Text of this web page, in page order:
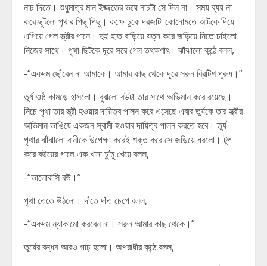
নাচ দিতে। শুধুমাত্র মান ইজ্জতের ভয়ে নাচটা সে দিল না। সময় ব্যয় না
করে ছুটলো পৃথার পিছু পিছু। কক্ষে ঢুকে দরজাটা কোনোমতে আটকে দিয়ে
এগিয়ে গেল স্ত্রীর পানে। দুই হাত বাড়িয়ে যত্ন করে জড়িয়ে নিতে চাইলো
নিজের সাথে। পৃথা ছিটকে দূরে সরে গেল তৎক্ষণাৎ। ঝাঁঝালো কন্ঠে বলল,
-“একদম ছোঁবেন না আমাকে। আমার কাছ থেকে দূরে সরুন ব্রিটিশ পুরুষ।”
তুর্য ওষ্ঠ কামড়ে হাসলো। বুঝলো বউটা তার সাথে অভিমান করে রয়েছে।
নিচে পৃথা তার স্ত্রী হওয়ার দায়িত্ব পালন করে এসেছে এবার তুর্যকে তার স্ত্রীর
অভিমান ভাঙিয়ে একজন স্বামী হওয়ার দায়িত্ব পালন করতে হবে। তুর্য
পৃথার ঝাঁঝালো বানীকে উপেক্ষা করেই শক্ত করে সে জড়িয়ে ধরলো। টুপ
করে বউয়ের গালে এক খানা চু’মু খেয়ে বলল,
-“ভালোবাসি বউ।”
পৃথা তেতে উঠলো। দাঁতে দাঁত চেপে বলল,
-“একদম ন্যাকামো করবেন না। সরুন আমার কাছ থেকে।”
তুর্যের বন্ধন আরও গাঢ় হলো। অপরাধীর কন্ঠে বলল,